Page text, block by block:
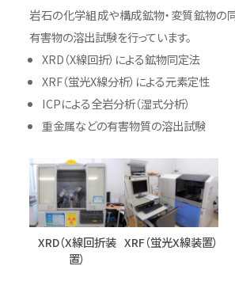
岩石の化学組成や構成鉱物・変質鉱物の
有害物の溶出試験を行っています。
XRD（X線回折）による鉱物同定法
XRF（蛍光X線分析）による元素定性
ICPによる全岩分析（湿式分析）
重金属などの有害物質の溶出試験
XRD（X線回折装
置）
XRF（蛍光X線装置）